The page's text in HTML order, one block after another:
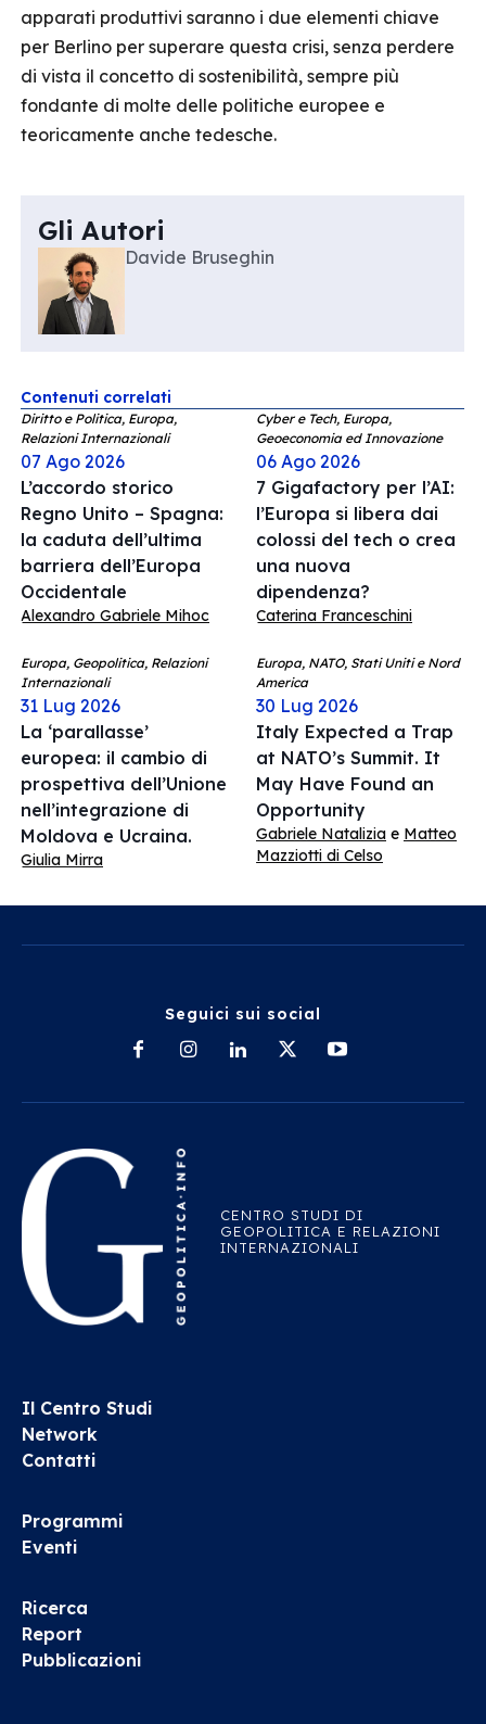
apparati produttivi saranno i due elementi chiave
per Berlino per superare questa crisi, senza perdere
di vista il concetto di sostenibilità, sempre più
fondante di molte delle politiche europee e
teoricamente anche tedesche.
Gli Autori
Davide Bruseghin
Contenuti correlati
Diritto e Politica, Europa,
Relazioni Internazionali
07 Ago 2026
L’accordo storico
Regno Unito – Spagna:
la caduta dell’ultima
barriera dell’Europa
Occidentale
Alexandro Gabriele Mihoc
Cyber e Tech, Europa,
Geoeconomia ed Innovazione
06 Ago 2026
7 Gigafactory per l’AI:
l’Europa si libera dai
colossi del tech o crea
una nuova
dipendenza?
Caterina Franceschini
Europa, Geopolitica, Relazioni
Internazionali
31 Lug 2026
La ‘parallasse’
europea: il cambio di
prospettiva dell’Unione
nell’integrazione di
Moldova e Ucraina.
Giulia Mirra
Europa, NATO, Stati Uniti e Nord
America
30 Lug 2026
Italy Expected a Trap
at NATO’s Summit. It
May Have Found an
Opportunity
Gabriele Natalizia e Matteo
Mazziotti di Celso
Seguici sui social
CENTRO STUDI DI
GEOPOLITICA E RELAZIONI
INTERNAZIONALI
Il Centro Studi
Network
Contatti
Programmi
Eventi
Ricerca
Report
Pubblicazioni